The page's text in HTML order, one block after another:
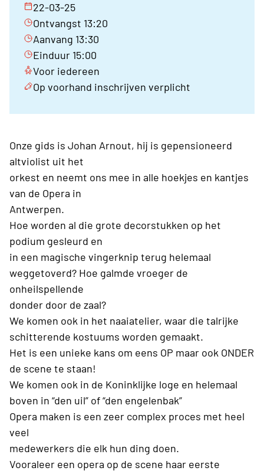
22-03-25
Ontvangst 13:20
Aanvang 13:30
Einduur 15:00
Voor iedereen
Op voorhand inschrijven verplicht
Onze gids is Johan Arnout, hij is gepensioneerd
altviolist uit het
orkest en neemt ons mee in alle hoekjes en kantjes
van de Opera in
Antwerpen.
Hoe worden al die grote decorstukken op het
podium gesleurd en
in een magische vingerknip terug helemaal
weggetoverd? Hoe galmde vroeger de
onheilspellende
donder door de zaal?
We komen ook in het naaiatelier, waar die talrijke
schitterende kostuums worden gemaakt.
Het is een unieke kans om eens OP maar ook ONDER
de scene te staan!
We komen ook in de Koninklijke loge en helemaal
boven in “den uil” of “den engelenbak”
Opera maken is een zeer complex proces met heel
veel
medewerkers die elk hun ding doen.
Vooraleer een opera op de scene haar eerste